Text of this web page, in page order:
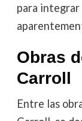
para integrar
Obras
Carroll
Entre las